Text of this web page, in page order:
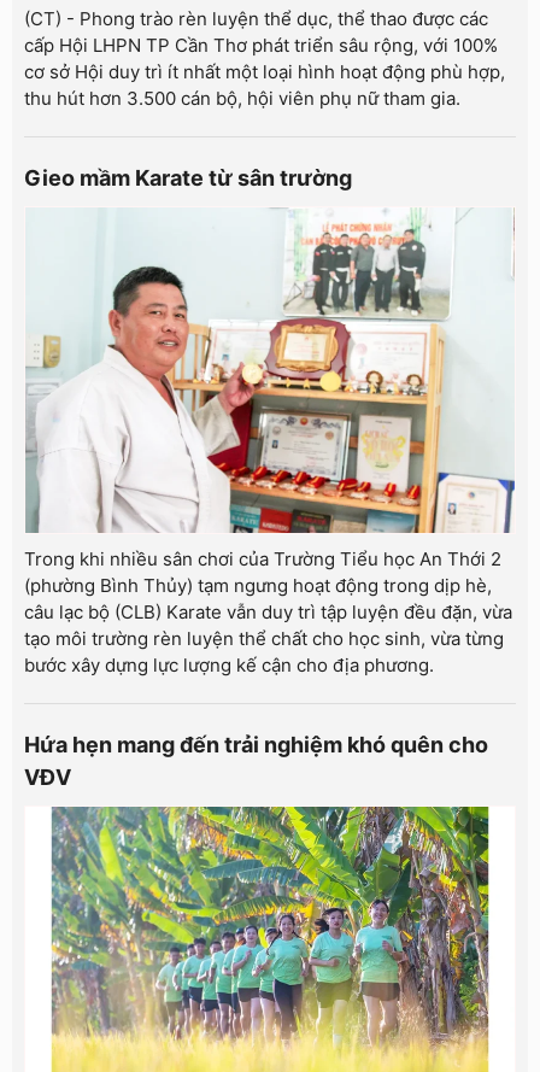
(CT) - Phong trào rèn luyện thể dục, thể thao được các
cấp Hội LHPN TP Cần Thơ phát triển sâu rộng, với 100%
cơ sở Hội duy trì ít nhất một loại hình hoạt động phù hợp,
thu hút hơn 3.500 cán bộ, hội viên phụ nữ tham gia.
Gieo mầm Karate từ sân trường
Trong khi nhiều sân chơi của Trường Tiểu học An Thới 2
(phường Bình Thủy) tạm ngưng hoạt động trong dịp hè,
câu lạc bộ (CLB) Karate vẫn duy trì tập luyện đều đặn, vừa
tạo môi trường rèn luyện thể chất cho học sinh, vừa từng
bước xây dựng lực lượng kế cận cho địa phương.
Hứa hẹn mang đến trải nghiệm khó quên cho
VĐV